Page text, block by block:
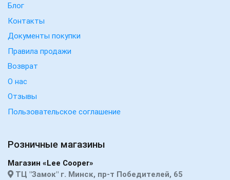
Блог
Контакты
Документы покупки
Правила продажи
Возврат
О нас
Отзывы
Пользовательское соглашение
Розничные магазины
Магазин «Lee Cooper»
ТЦ "Замок" г. Минск, пр-т Победителей, 65